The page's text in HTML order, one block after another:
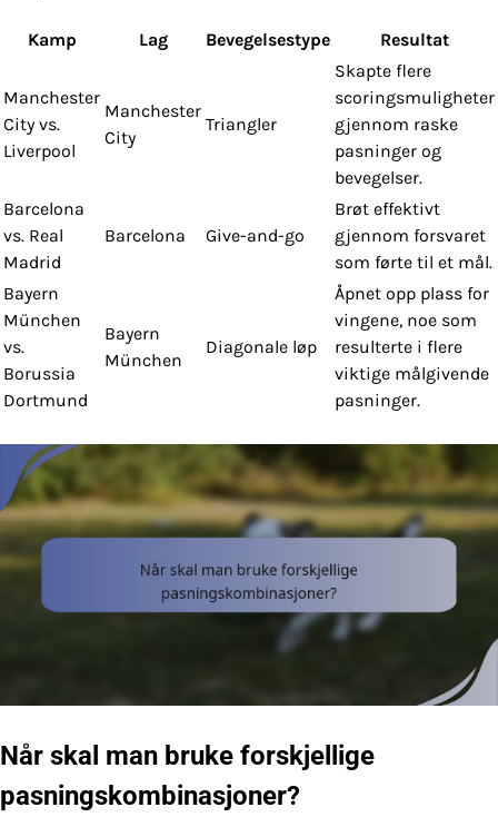
Kamp Lag Bevegelsestype Resultat
Manchester
City vs.
Liverpool
Manchester
City
Triangler
Skapte flere
scoringsmuligheter
gjennom raske
pasninger og
bevegelser.
Barcelona
vs. Real
Madrid
Barcelona Give-and-go
Brøt effektivt
gjennom forsvaret
som førte til et mål.
Bayern
München
vs.
Borussia
Dortmund
Bayern
München
Diagonale løp
Åpnet opp plass for
vingene, noe som
resulterte i flere
viktige målgivende
pasninger.
Når skal man bruke forskjellige
pasningskombinasjoner?